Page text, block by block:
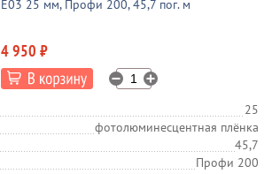
E03 25 мм, Профи 200, 45,7 пог. м
4 950 ₽
25
фотолюминесцентная плёнка
45,7
Профи 200